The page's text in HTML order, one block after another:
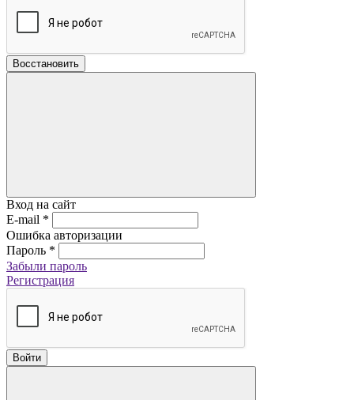
Восстановить
Вход на сайт
E-mail *
Ошибка авторизации
Пароль *
Забыли пароль
Регистрация
Войти